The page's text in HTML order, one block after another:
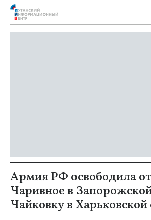
Армия РФ освободила
Чаривное в
Чайковку в Харьковской